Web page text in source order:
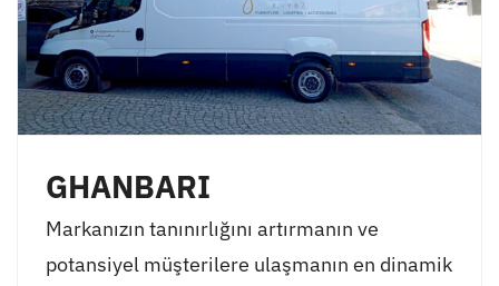
GHANBARI
Markanızın tanınırlığını artırmanın ve
potansiyel müşterilere ulaşmanın en dinamik